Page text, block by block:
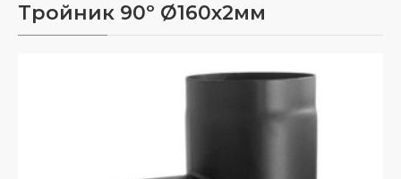
Тройник 90º Ø160x2мм